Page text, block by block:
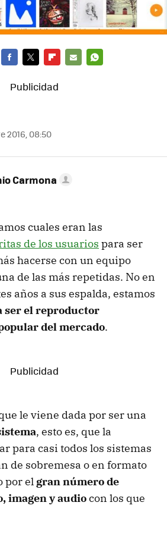
2016, 08:50
Carmona
cuales eran las
de los usuarios para ser
hacerse con un equipo
de las más repetidas. No en
años a sus espalda, estamos
ser el reproductor
del mercado.
le viene dada por ser una
, esto es, que la
para casi todos los sistemas
de sobremesa o en formato
por el gran número de
imagen y audiocon los que